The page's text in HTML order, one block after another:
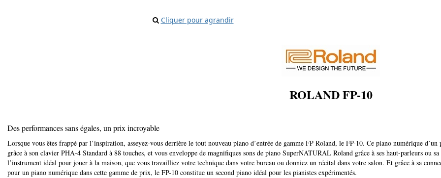
Cliquer pour agrandir
ROLAND FP-10
Des performances sans égales, un prix incroyable
Lorsque vous êtes frappé par l’inspiration, asseyez-vous derrière le tout nouveau piano d’entrée de gamme FP Roland, le FP-10. Ce piano numérique
grâce à son clavier PHA-4 Standard à 88 touches, et vous enveloppe de magnifiques sons de piano SuperNATURAL Roland grâce à ses haut-parleurs ou
l’instrument idéal pour jouer à la maison, que vous travailliez votre technique dans votre bureau ou donniez un récital dans votre salon. Et grâce à sa
pour un piano numérique dans cette gamme de prix, le FP-10 constitue un second piano idéal pour les pianistes expérimentés.